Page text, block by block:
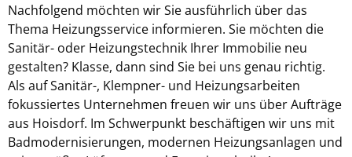
Nachfolgend möchten wir Sie ausführlich über das
Thema Heizungsservice informieren. Sie möchten die
Sanitär- oder Heizungstechnik Ihrer Immobilie neu
gestalten? Klasse, dann sind Sie bei uns genau richtig.
Als auf Sanitär-, Klempner- und Heizungsarbeiten
fokussiertes Unternehmen freuen wir uns über Aufträge
aus Hoisdorf. Im Schwerpunkt beschäftigen wir uns mit
Badmodernisierungen, modernen Heizungsanlagen und